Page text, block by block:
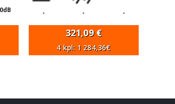
- - -
321,09 €
4 kpl: 1 284,36€